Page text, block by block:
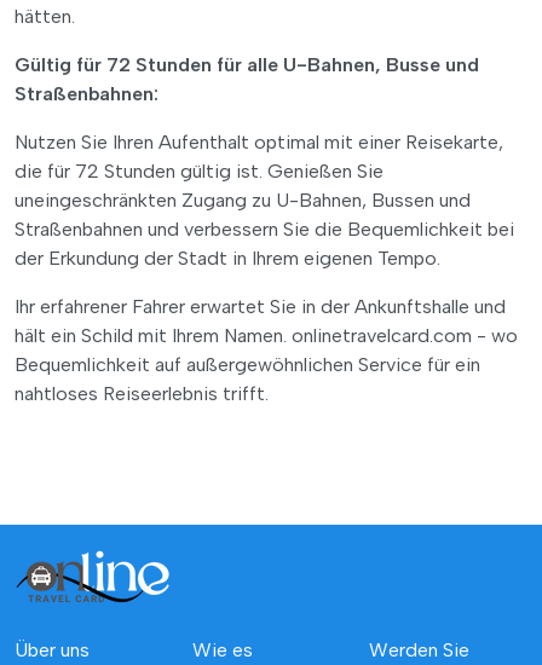
hätten.
Gültig für 72 Stunden für alle U-Bahnen, Busse und
Straßenbahnen:
Nutzen Sie Ihren Aufenthalt optimal mit einer Reisekarte,
die für 72 Stunden gültig ist. Genießen Sie
uneingeschränkten Zugang zu U-Bahnen, Bussen und
Straßenbahnen und verbessern Sie die Bequemlichkeit bei
der Erkundung der Stadt in Ihrem eigenen Tempo.
Ihr erfahrener Fahrer erwartet Sie in der Ankunftshalle und
hält ein Schild mit Ihrem Namen. onlinetravelcard.com - wo
Bequemlichkeit auf außergewöhnlichen Service für ein
nahtloses Reiseerlebnis trifft.
Über uns Wie es Werden Sie